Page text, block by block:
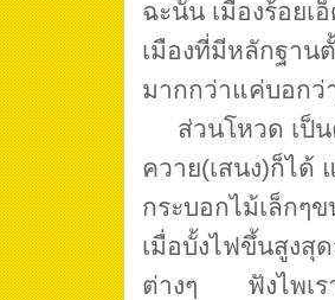
ฉะนั้น เมืองร้อยเ
เมืองที่มีหลักฐาน
มากกว่าแค่บอกว่
ส่วนโหวด เป็นค
ควาย(เสนง)ก็ได้
กระบอกไม้เล็กๆ
เมื่อบั้งไฟขึ้นสูงสุ
ต่างๆ ฟังไพเร